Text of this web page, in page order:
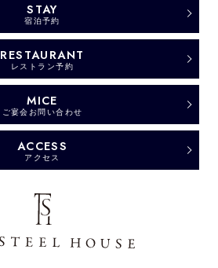
STAY
宿泊予約
RESTAURANT
レストラン予約
MICE
ご宴会お問い合わせ
ACCESS
アクセス